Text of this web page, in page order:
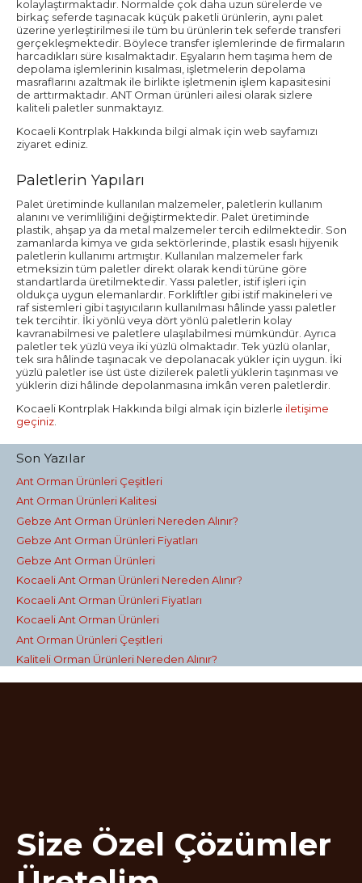
kolaylaştırmaktadır. Normalde çok daha uzun sürelerde ve
birkaç seferde taşınacak küçük paketli ürünlerin, aynı palet
üzerine yerleştirilmesi ile tüm bu ürünlerin tek seferde transferi
gerçekleşmektedir. Böylece transfer işlemlerinde de firmaların
harcadıkları süre kısalmaktadır. Eşyaların hem taşıma hem de
depolama işlemlerinin kısalması, işletmelerin depolama
masraflarını azaltmak ile birlikte işletmenin işlem kapasitesini
de arttırmaktadır. ANT Orman ürünleri ailesi olarak sizlere
kaliteli paletler sunmaktayız.
Kocaeli Kontrplak Hakkında bilgi almak için web sayfamızı
ziyaret ediniz.
Paletlerin Yapıları
Palet üretiminde kullanılan malzemeler, paletlerin kullanım
alanını ve verimliliğini değiştirmektedir. Palet üretiminde
plastik, ahşap ya da metal malzemeler tercih edilmektedir. Son
zamanlarda kimya ve gıda sektörlerinde, plastik esaslı hijyenik
paletlerin kullanımı artmıştır. Kullanılan malzemeler fark
etmeksizin tüm paletler direkt olarak kendi türüne göre
standartlarda üretilmektedir. Yassı paletler, istif işleri için
oldukça uygun elemanlardır. Forkliftler gibi istif makineleri ve
raf sistemleri gibi taşıyıcıların kullanılması hâlinde yassı paletler
tek tercihtir. İki yönlü veya dört yönlü paletlerin kolay
kavranabilmesi ve paletlere ulaşılabilmesi mümkündür. Ayrıca
paletler tek yüzlü veya iki yüzlü olmaktadır. Tek yüzlü olanlar,
tek sıra hâlinde taşınacak ve depolanacak yükler için uygun. İki
yüzlü paletler ise üst üste dizilerek paletli yüklerin taşınması ve
yüklerin dizi hâlinde depolanmasına imkân veren paletlerdir.
Kocaeli Kontrplak Hakkında bilgi almak için bizlerle iletişime
geçiniz.
Son Yazılar
Ant Orman Ürünleri Çeşitleri
Ant Orman Ürünleri Kalitesi
Gebze Ant Orman Ürünleri Nereden Alınır?
Gebze Ant Orman Ürünleri Fiyatları
Gebze Ant Orman Ürünleri
Kocaeli Ant Orman Ürünleri Nereden Alınır?
Kocaeli Ant Orman Ürünleri Fiyatları
Kocaeli Ant Orman Ürünleri
Ant Orman Ürünleri Çeşitleri
Kaliteli Orman Ürünleri Nereden Alınır?
Size Özel Çözümler